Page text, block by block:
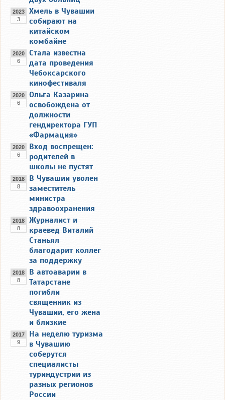
2023
3
Хмель в Чувашии
собирают на
китайском
комбайне
2020
6
Стала известна
дата проведения
Чебоксарского
кинофестиваля
2020
6
Ольга Казарина
освобождена от
должности
гендиректора ГУП
«Фармация»
2020
6
Вход воспрещен:
родителей в
школы не пустят
2018
8
В Чувашии уволен
заместитель
министра
здравоохранения
2018
8
Журналист и
краевед Виталий
Станьял
благодарит коллег
за поддержку
2018
8
В автоаварии в
Татарстане
погибли
священник из
Чувашии, его жена
и близкие
2017
9
На неделю туризма
в Чувашию
соберутся
специалисты
туриндустрии из
разных регионов
России